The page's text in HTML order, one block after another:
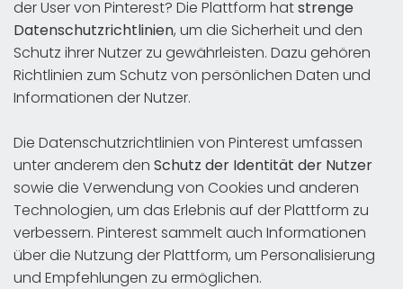
der User von Pinterest? Die Plattform hatstrenge
Datenschutzrichtlinien, um die Sicherheit und den
Schutz ihrer Nutzer zu gewährleisten. Dazu gehören
Richtlinien zum Schutz von persönlichen Daten und
Informationen der Nutzer.
Die Datenschutzrichtlinien von Pinterest umfassen
unter anderem den Schutz der Identität der Nutzer
sowie die Verwendung von Cookies und anderen
Technologien, um das Erlebnis auf der Plattform zu
verbessern. Pinterest sammelt auch Informationen
über die Nutzung der Plattform, um Personalisierung
und Empfehlungen zu ermöglichen.